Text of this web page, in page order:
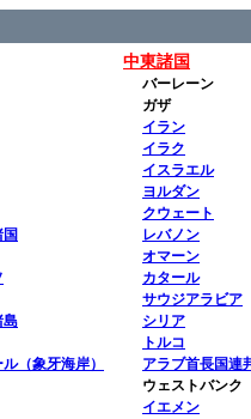
島
（象牙海岸）
中東諸国
バーレーン
ガザ
イラン
イラク
イスラエル
ヨルダン
クウェート
レバノン
オマーン
カタール
サウジアラビア
シリア
トルコ
アラブ首長国連
ウェストバンク
イエメン